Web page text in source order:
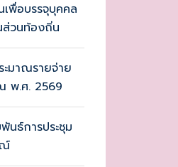
พื่อบรรจุบุคคล
ส่วนท้องถิ่น
ะมาณรายจ่าย
พ.ศ. 2569
นธ์การประชุม
ณ์